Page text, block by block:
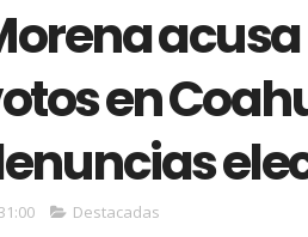
en
Destacadas